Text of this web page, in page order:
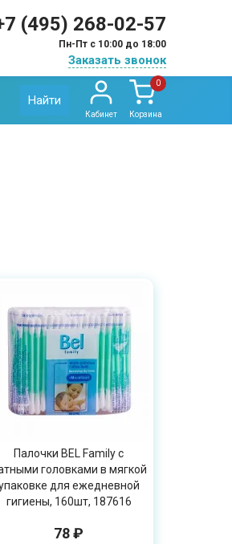
(495) 268-02-57
Пн-Пт с 10:00 до 18:00
Заказать звонок
Найти
Кабинет
0
Корзина
Палочки BEL Family с
головками в мягкой
для ежедневной
гигиены, 160шт, 187616
78 ₽